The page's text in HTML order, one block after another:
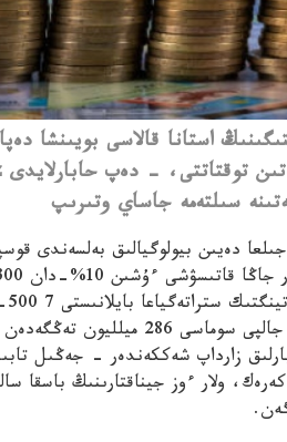
سىلتەمە جاساي وتىرىپ
كۇدىكتى 2016 جىلدان 2024 جىلعا دەيىن بيولوگيالىق
ميلليون تەڭگەدەن اسقان.
زارداپ شەككەندەر – جەڭىل
ولار ءوز جيناقتارىنىڭ باسقا